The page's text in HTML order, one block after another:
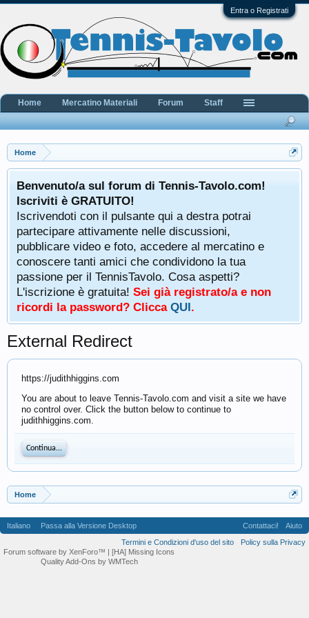
Entra o Registrati
Home
Benvenuto/a sul forum di Tennis-Tavolo.com!
Iscriviti è GRATUITO!
Iscrivendoti con il pulsante qui a destra potrai
partecipare attivamente nelle discussioni,
pubblicare video e foto, accedere al mercatino e
conoscere tanti amici che condividono la tua
passione per il TennisTavolo. Cosa aspetti?
L'iscrizione è gratuita! Sei già registrato/a e non
ricordi la password? Clicca QUI.
External Redirect
https://judithhiggins.com
You are about to leave Tennis-Tavolo.com and visit a site we have
no control over. Click the button below to continue to
judithhiggins.com.
Continua...
Home
Home Mercatino Materiali Forum Staff
Italiano Passa alla Versione Desktop Contattaci!
Aiuto
Termini e Condizioni d'uso del sito
Policy sulla Privacy
Forum software by XenForo™ | [HA] Missing Icons
Quality Add-Ons by WMTech